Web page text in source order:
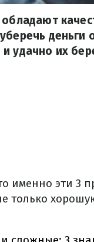
обладают
удачно их
именно эти 3
только